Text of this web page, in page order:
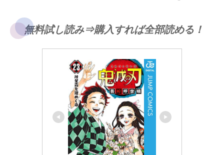
無料試し読み⇒購入すれば全部読める！